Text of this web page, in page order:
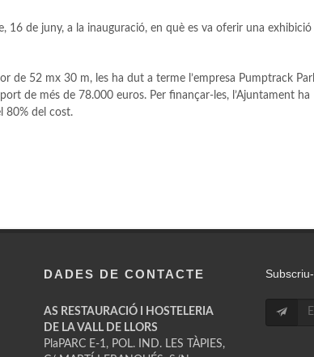
de juny, a la inauguració, en què es va oferir una exhibició
de 52 mx 30 m, les ha dut a terme l’empresa Pumptrack
de més de 78.000 euros. Per finançar-les, l’Ajuntament ha
80% del cost.
DADES DE CONTACTE
AS RESTAURACIÓ I HOSTELERIA
DE LA VALL DE LLORS
PlaPARC E-1, POL. IND. LES TÀPIES,